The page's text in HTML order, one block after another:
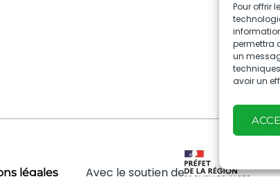
Pour offrir
permettra
un
avoir un
légales Avec le soutien de